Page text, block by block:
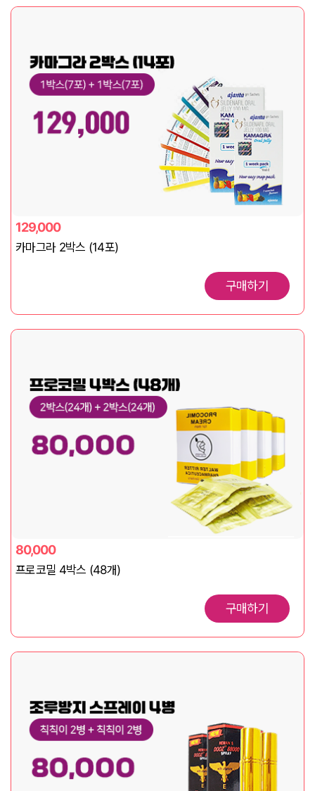
129,000
카마그라 2박스 (14포)
구매하기
80,000
프로코밀 4박스 (48개)
구매하기